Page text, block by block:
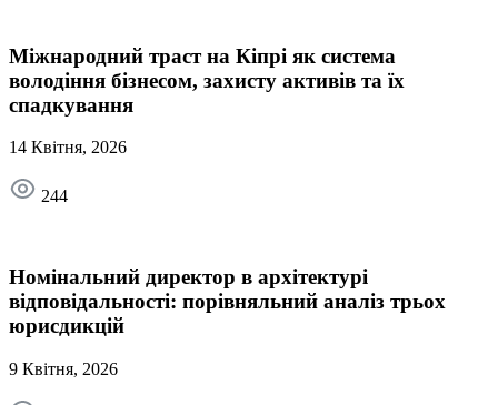
Міжнародний траст на Кіпрі як система
володіння бізнесом, захисту активів та їх
спадкування
14 Квітня, 2026
244
Номінальний директор в архітектурі
відповідальності: порівняльний аналіз трьох
юрисдикцій
9 Квітня, 2026